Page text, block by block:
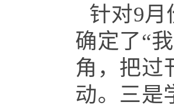
针对9月
确定了“
角，把过
动。三是